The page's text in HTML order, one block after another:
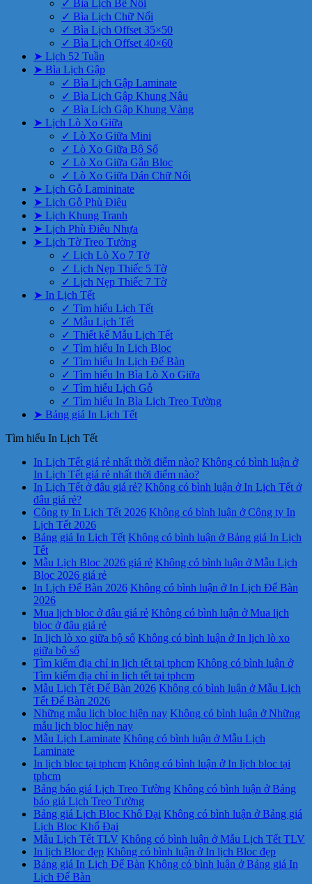
✓ Bìa Lịch Bế Nổi
✓ Bìa Lịch Chữ Nổi
✓ Bìa Lịch Offset 35×50
✓ Bìa Lịch Offset 40×60
➤ Lịch 52 Tuần
➤ Bìa Lịch Gập
✓ Bìa Lịch Gập Laminate
✓ Bìa Lịch Gập Khung Nâu
✓ Bìa Lịch Gập Khung Vàng
➤ Lịch Lò Xo Giữa
✓ Lò Xo Giữa Mini
✓ Lò Xo Giữa Bộ Số
✓ Lò Xo Giữa Gắn Bloc
✓ Lò Xo Giữa Dán Chữ Nổi
➤ Lịch Gỗ Lamininate
➤ Lịch Gỗ Phù Điêu
➤ Lịch Khung Tranh
➤ Lịch Phù Điêu Nhựa
➤ Lịch Tờ Treo Tường
✓ Lịch Lò Xo 7 Tờ
✓ Lịch Nẹp Thiếc 5 Tờ
✓ Lịch Nẹp Thiếc 7 Tờ
➤ In Lịch Tết
✓ Tìm hiểu Lịch Tết
✓ Mẫu Lịch Tết
✓ Thiết kế Mẫu Lịch Tết
✓ Tìm hiểu In Lịch Bloc
✓ Tìm hiểu In Lịch Để Bàn
✓ Tìm hiểu In Bìa Lò Xo Giữa
✓ Tìm hiểu Lịch Gỗ
✓ Tìm hiểu In Bìa Lịch Treo Tường
➤ Bảng giá In Lịch Tết
Tìm hiểu In Lịch Tết
In Lịch Tết giá rẻ nhất thời điểm nào? Không có bình luận ở
In Lịch Tết giá rẻ nhất thời điểm nào?
In Lịch Tết ở đâu giá rẻ? Không có bình luận ở In Lịch Tết ở
đâu giá rẻ?
Công ty In Lịch Tết 2026 Không có bình luận ở Công ty In
Lịch Tết 2026
Bảng giá In Lịch Tết Không có bình luận ở Bảng giá In Lịch
Tết
Mẫu Lịch Bloc 2026 giá rẻ Không có bình luận ở Mẫu Lịch
Bloc 2026 giá rẻ
In Lịch Để Bàn 2026 Không có bình luận ở In Lịch Để Bàn
2026
Mua lịch bloc ở đâu giá rẻ Không có bình luận ở Mua lịch
bloc ở đâu giá rẻ
In lịch lò xo giữa bộ số Không có bình luận ở In lịch lò xo
giữa bộ số
Tìm kiếm địa chỉ in lịch tết tại tphcm Không có bình luận ở
Tìm kiếm địa chỉ in lịch tết tại tphcm
Mẫu Lịch Tết Để Bàn 2026 Không có bình luận ở Mẫu Lịch
Tết Để Bàn 2026
Những mẫu lịch bloc hiện nay Không có bình luận ở Những
mẫu lịch bloc hiện nay
Mẫu Lịch Laminate Không có bình luận ở Mẫu Lịch
Laminate
In lịch bloc tại tphcm Không có bình luận ở In lịch bloc tại
tphcm
Bảng báo giá Lịch Treo Tường Không có bình luận ở Bảng
báo giá Lịch Treo Tường
Bảng giá Lịch Bloc Khổ Đại Không có bình luận ở Bảng giá
Lịch Bloc Khổ Đại
Mẫu Lịch Tết TLV Không có bình luận ở Mẫu Lịch Tết TLV
In lịch Bloc đẹp Không có bình luận ở In lịch Bloc đẹp
Bảng giá In Lịch Để Bàn Không có bình luận ở Bảng giá In
Lịch Để Bàn